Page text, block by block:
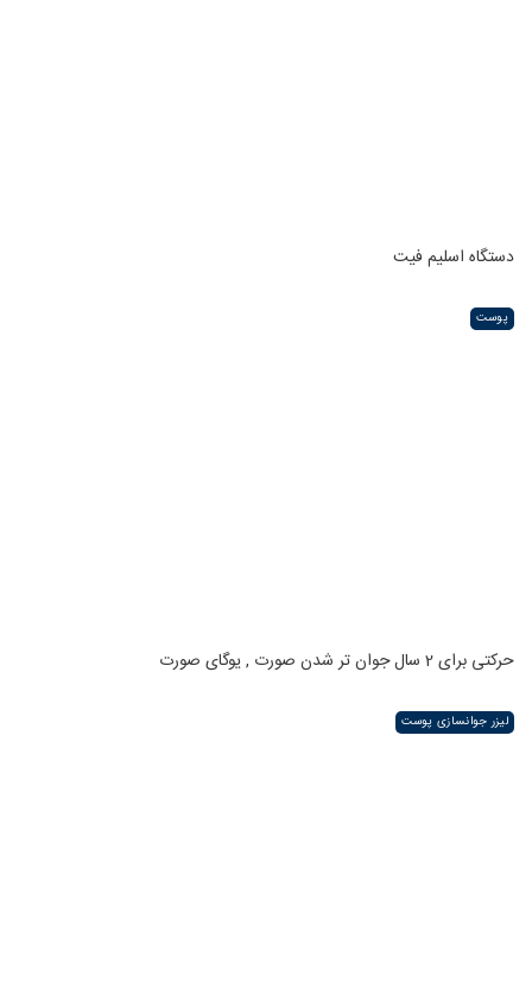
دستگاه اسلیم فیت
پوست
حرکتی برای 2 سال جوان تر شدن صورت , یوگای صورت
لیزر جوانسازی پوست